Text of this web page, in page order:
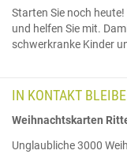
Starten Sie noch
und helfen Sie mit.
schwerkranke Kinder
IN KONTAKT
Weihnachtskarten
Unglaubliche 3000